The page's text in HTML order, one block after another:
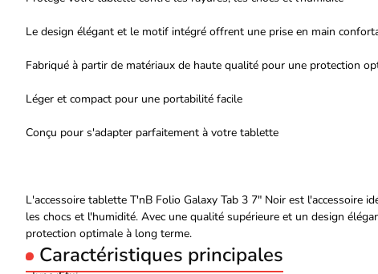
Le design élégant et le motif intégré offrent une prise en main
Fabriqué à partir de matériaux de haute qualité pour une protection
Léger et compact pour une portabilité facile
Conçu pour s'adapter parfaitement à votre tablette
L'accessoire tablette T'nB Folio Galaxy Tab 3 7" Noir est l'accessoire
les chocs et l'humidité. Avec une qualité supérieure et un design
protection optimale à long terme.
Caractéristiques principales